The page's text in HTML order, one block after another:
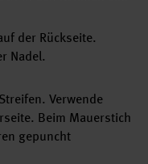
der Rückseite.
Nadel.
Verwende
Beim Mauerstich
gepuncht